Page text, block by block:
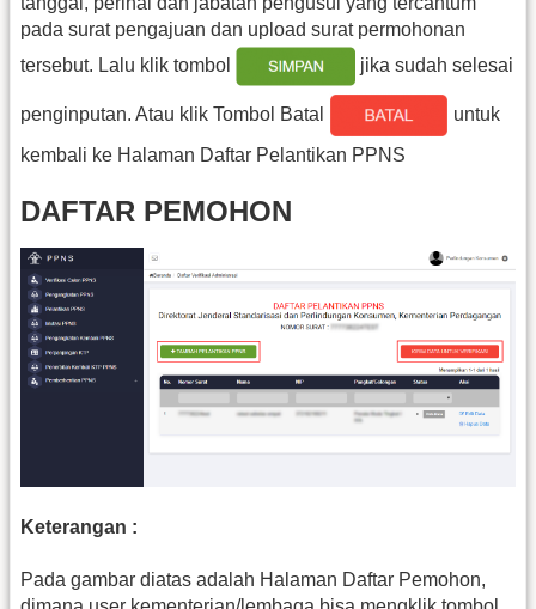
pada surat pengajuan dan upload surat permohonan
tersebut. Lalu klik tombol
jika sudah selesai
penginputan. Atau klik Tombol Batal
untuk
kembali ke Halaman Daftar Pelantikan PPNS
DAFTAR PEMOHON
Keterangan :
Pada gambar diatas adalah Halaman Daftar Pemohon,